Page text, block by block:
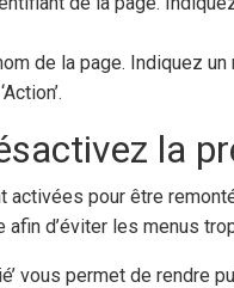
de la page. Indiquez
la
activées pour être
d’éviter les menus
vous permet de rendre